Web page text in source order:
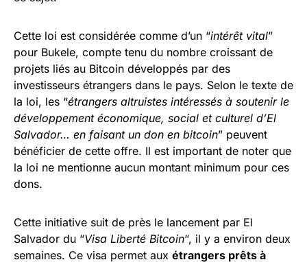
Cette loi est considérée comme d’un “intérêt vital”
pour Bukele, compte tenu du nombre croissant de
projets liés au Bitcoin développés par des
investisseurs étrangers dans le pays. Selon le texte de
la loi, les “étrangers altruistes intéressés à soutenir le
développement économique, social et culturel d’El
Salvador… en faisant un don en bitcoin” peuvent
bénéficier de cette offre. Il est important de noter que
la loi ne mentionne aucun montant minimum pour ces
dons.
Cette initiative suit de près le lancement par El
Salvador du “Visa Liberté Bitcoin“, il y a environ deux
semaines. Ce visa permet aux étrangers prêts à